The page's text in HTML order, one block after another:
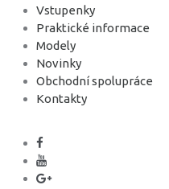
Vstupenky
Praktické informace
Modely
Novinky
Obchodní spolupráce
Kontakty